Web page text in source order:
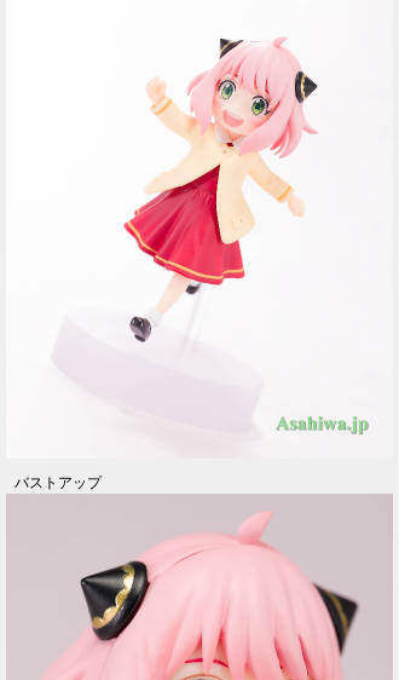
バストアップ